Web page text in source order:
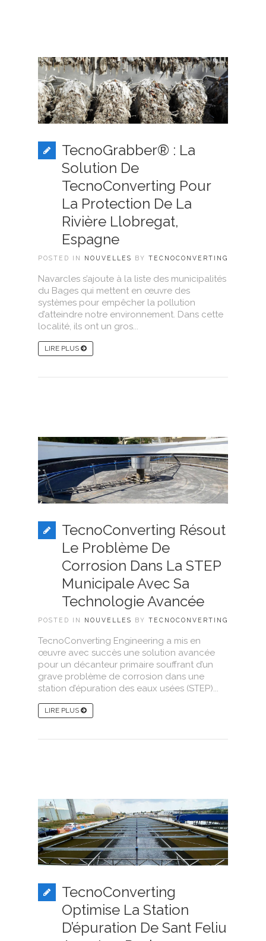
TecnoGrabber® : La
Solution De
TecnoConverting Pour
La Protection De La
Rivière Llobregat,
Espagne
POSTED IN NOUVELLES BY TECNOCONVERTING
Navarcles s’ajoute à la liste des municipalités
du Bages qui mettent en œuvre des
systèmes pour empêcher la pollution
d’atteindre notre environnement. Dans cette
localité, ils ont un gros...
LIRE PLUS
TecnoConverting Résout
Le Problème De
Corrosion Dans La STEP
Municipale Avec Sa
Technologie Avancée
POSTED IN NOUVELLES BY TECNOCONVERTING
TecnoConverting Engineering a mis en
œuvre avec succès une solution avancée
pour un décanteur primaire souffrant d’un
grave problème de corrosion dans une
station d’épuration des eaux usées (STEP)...
LIRE PLUS
TecnoConverting
Optimise La Station
D’épuration De Sant Feliu